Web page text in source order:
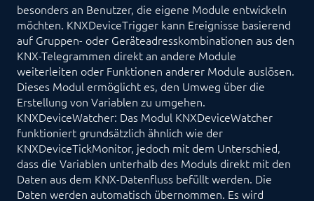
besonders an Benutzer, die eigene Module entwickeln
möchten. KNXDeviceTrigger kann Ereignisse basierend
auf Gruppen- oder Geräteadresskombinationen aus den
KNX-Telegrammen direkt an andere Module
weiterleiten oder Funktionen anderer Module auslösen.
Dieses Modul ermöglicht es, den Umweg über die
Erstellung von Variablen zu umgehen.
KNXDeviceWatcher: Das Modul KNXDeviceWatcher
funktioniert grundsätzlich ähnlich wie der
KNXDeviceTickMonitor, jedoch mit dem Unterschied,
dass die Variablen unterhalb des Moduls direkt mit den
Daten aus dem KNX-Datenfluss befüllt werden. Die
Daten werden automatisch übernommen. Es wird